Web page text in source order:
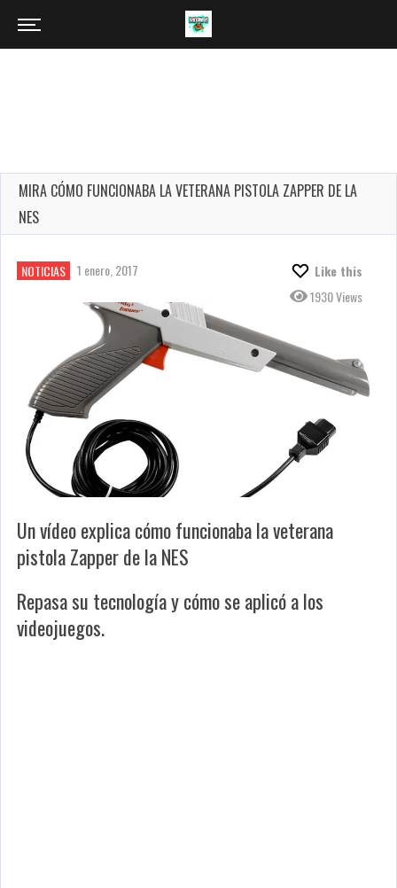
MIRA CÓMO FUNCIONABA LA VETERANA PISTOLA ZAPPER DE LA
NES
NOTICIAS 1 enero, 2017
Like this
1930 Views
Un vídeo explica cómo funcionaba la veterana
pistola Zapper de la NES
Repasa su tecnología y cómo se aplicó a los
videojuegos.